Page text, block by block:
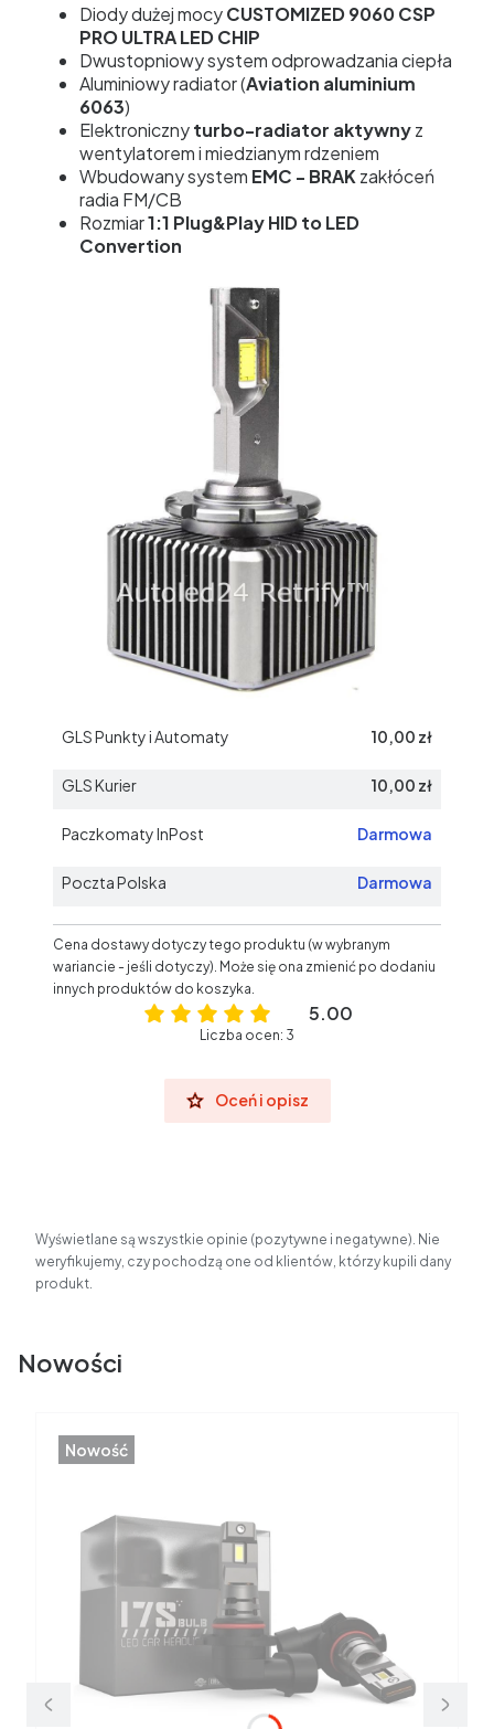
Diody dużej mocyCUSTOMIZED 9060 CSP
PRO ULTRA LED CHIP
Dwustopniowy system odprowadzania ciepła
Aluminiowy radiator (Aviation aluminium
6063)
Elektronicznyturbo-radiator aktywnyz
wentylatorem i miedzianym rdzeniem
Wbudowany system EMC - BRAK zakłóceń
radia FM/CB
Rozmiar1:1 Plug&Play HID to LED
Convertion
GLS Punkty i Automaty 10,00 zł
GLS Kurier 10,00 zł
Paczkomaty InPost Darmowa
Poczta Polska Darmowa
Cena dostawy dotyczy tego produktu (w wybranym
wariancie - jeśli dotyczy). Może się ona zmienić po dodaniu
innych produktów do koszyka.
5.00
Liczba ocen: 3
Oceń i opisz
Wyświetlane są wszystkie opinie (pozytywne i negatywne). Nie
weryfikujemy, czy pochodzą one od klientów, którzy kupili dany
produkt.
Nowości
Nowość